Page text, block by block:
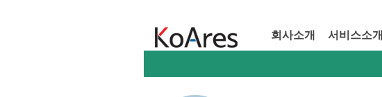
회사소개 서비스소개